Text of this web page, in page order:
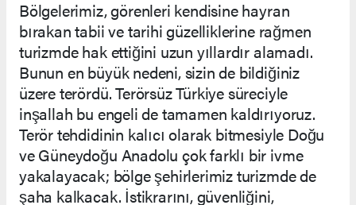
Bölgelerimiz, görenleri kendisine hayran
bırakan tabii ve tarihi güzelliklerine rağmen
turizmde hak ettiğini uzun yıllardır alamadı.
Bunun en büyük nedeni, sizin de bildiğiniz
üzere terördü. Terörsüz Türkiye süreciyle
inşallah bu engeli de tamamen kaldırıyoruz.
Terör tehdidinin kalıcı olarak bitmesiyle Doğu
ve Güneydoğu Anadolu çok farklı bir ivme
yakalayacak; bölge şehirlerimiz turizmde de
şaha kalkacak. İstikrarını, güvenliğini,